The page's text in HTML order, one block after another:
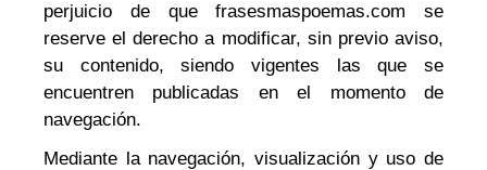
perjuicio de que frasesmaspoemas.com se
reserve el derecho a modificar, sin previo aviso,
su contenido, siendo vigentes las que se
encuentren publicadas en el momento de
navegación.
Mediante la navegación, visualización y uso de